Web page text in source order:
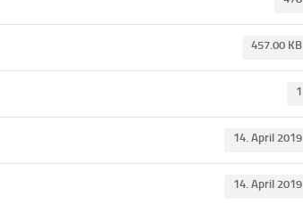
457.00 KB
1
14. April 2019
14. April 2019